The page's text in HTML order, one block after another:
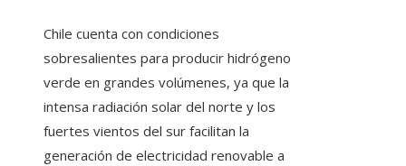
Chile cuenta con condiciones
sobresalientes para producir hidrógeno
verde en grandes volúmenes, ya que la
intensa radiación solar del norte y los
fuertes vientos del sur facilitan la
generación de electricidad renovable a